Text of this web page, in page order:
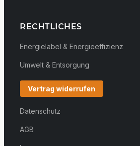
RECHTLICHES
Energielabel & Energieeffizienz
Umwelt & Entsorgung
Vertrag widerrufen
Datenschutz
AGB